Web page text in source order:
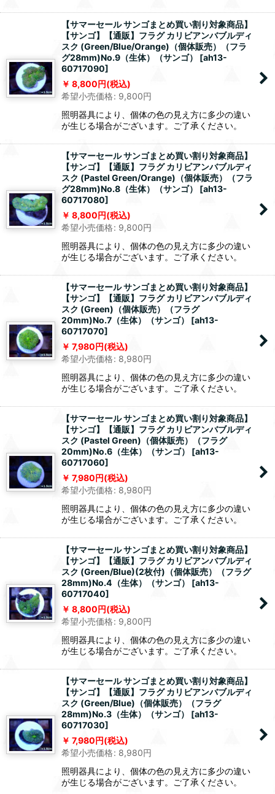
【サマーセール サンゴまとめ買い割り対象商品】
【サンゴ】【通販】フラグ カリビアンバブルディ
スク (Green/Blue/Orange)（個体販売）（フラ
グ28mm)No.9（生体）（サンゴ）
[ah13-
60717090]
8,800円(税込)
希望小売価格: 9,800円
照明器具により、個体の色の見え方に多少の違い
が生じる場合がございます。ご了承ください。
【サマーセール サンゴまとめ買い割り対象商品】
【サンゴ】【通販】フラグ カリビアンバブルディ
スク (Pastel Green/Orange)（個体販売）（フラ
グ28mm)No.8（生体）（サンゴ）
[ah13-
60717080]
8,800円(税込)
希望小売価格: 9,800円
照明器具により、個体の色の見え方に多少の違い
が生じる場合がございます。ご了承ください。
【サマーセール サンゴまとめ買い割り対象商品】
【サンゴ】【通販】フラグ カリビアンバブルディ
スク (Green)（個体販売）（フラグ
20mm)No.7（生体）（サンゴ）
[ah13-
60717070]
7,980円(税込)
希望小売価格: 8,980円
照明器具により、個体の色の見え方に多少の違い
が生じる場合がございます。ご了承ください。
【サマーセール サンゴまとめ買い割り対象商品】
【サンゴ】【通販】フラグ カリビアンバブルディ
スク (Pastel Green)（個体販売）（フラグ
20mm)No.6（生体）（サンゴ）
[ah13-
60717060]
7,980円(税込)
希望小売価格: 8,980円
照明器具により、個体の色の見え方に多少の違い
が生じる場合がございます。ご了承ください。
【サマーセール サンゴまとめ買い割り対象商品】
【サンゴ】【通販】フラグ カリビアンバブルディ
スク (Green/Blue)(2枚付)（個体販売）（フラグ
28mm)No.4（生体）（サンゴ）
[ah13-
60717040]
8,800円(税込)
希望小売価格: 9,800円
照明器具により、個体の色の見え方に多少の違い
が生じる場合がございます。ご了承ください。
【サマーセール サンゴまとめ買い割り対象商品】
【サンゴ】【通販】フラグ カリビアンバブルディ
スク (Green/Blue)（個体販売）（フラグ
28mm)No.3（生体）（サンゴ）
[ah13-
60717030]
7,980円(税込)
希望小売価格: 8,980円
照明器具により、個体の色の見え方に多少の違い
が生じる場合がございます。ご了承ください。